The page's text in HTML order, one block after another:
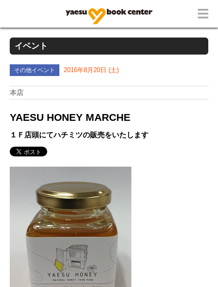
イベント
その他イベント 2016年8月20日 (土)
本店
YAESU HONEY MARCHE
１Ｆ店頭にてハチミツの販売をいたします